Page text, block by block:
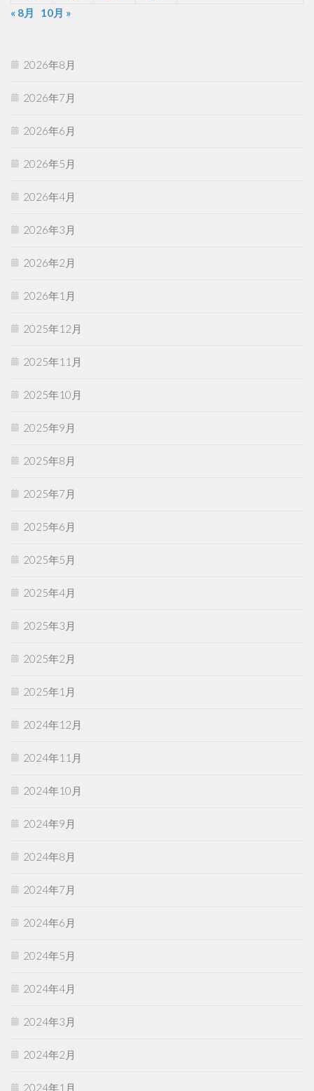
« 8月
10月 »
2026年8月
2026年7月
2026年6月
2026年5月
2026年4月
2026年3月
2026年2月
2026年1月
2025年12月
2025年11月
2025年10月
2025年9月
2025年8月
2025年7月
2025年6月
2025年5月
2025年4月
2025年3月
2025年2月
2025年1月
2024年12月
2024年11月
2024年10月
2024年9月
2024年8月
2024年7月
2024年6月
2024年5月
2024年4月
2024年3月
2024年2月
2024年1月